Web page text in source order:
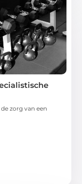
zorg van een